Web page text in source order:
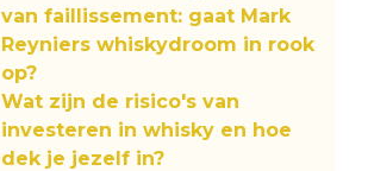
van faillissement: gaat Mark
Reyniers whiskydroom in rook
op?
Wat zijn de risico's van
investeren in whisky en hoe
dek je jezelf in?